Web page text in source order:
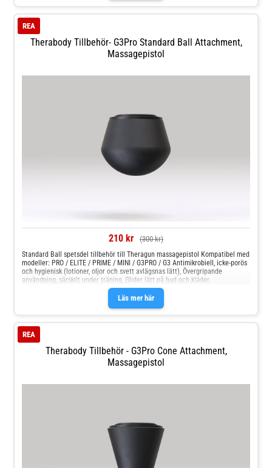
Therabody Tillbehör- G3Pro Standard Ball Attachment,
Massagepistol
REA
210 kr (300 kr)
Läs mer här
Standard Ball spetsdel tillbehör till Theragun massagepistol Kompatibel med
modeller: PRO / ELITE / PRIME / MINI / G3PRO / G3 Antimikrobiell, icke-porös
och hygienisk (lotioner, oljor och svett avlägsnas lätt), Övergripande
användning, särskilt under träning, Glider lätt på hud och kläder,
Therabody Tillbehör - G3Pro Cone Attachment,
Massagepistol
REA